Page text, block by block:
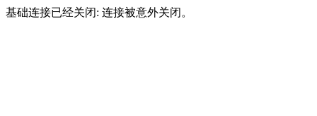
基础连接已经关闭: 连接被意外关闭。